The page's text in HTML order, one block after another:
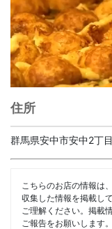
住所
群馬県安中市安中2丁
こちらのお店の情報は
収集した情報を掲載し
ご理解ください。掲載
ご報告をお願いします。